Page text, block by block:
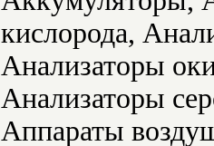
кислорода,
Анализаторы
Анализаторы
Аппараты